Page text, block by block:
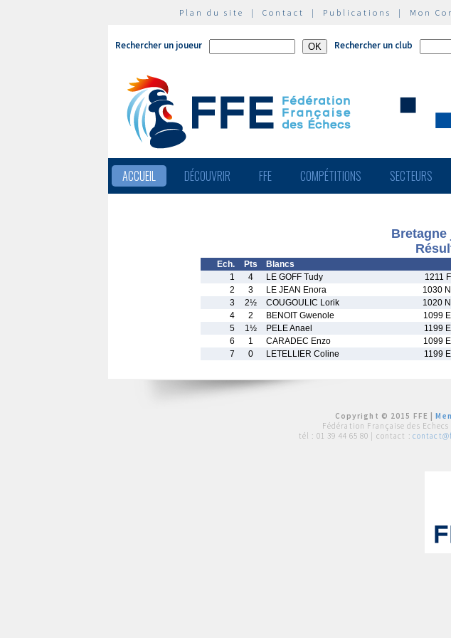
Plan du site | Contact | Publications | Mon
Rechercher un joueur Rechercher un club
ACCUEIL DÉCOUVRIR FFE COMPÉTITIONS SECTEURS
Bretagne
Ech. Pts Blancs
1
4 LE GOFF Tudy 1211 F
2
3 LE JEAN Enora 1030 N
3
2½ COUGOULIC Lorik 1020 N
4
2 BENOIT Gwenole 1099 E
5
1½ PELE Anael 1199 E
6
1 CARADEC Enzo 1099 E
7
0 LETELLIER Coline 1199 E
Copyright © 2015 FFE |
Fédération Française des Echecs |
tél : 01 39 44 65 80 | contact :